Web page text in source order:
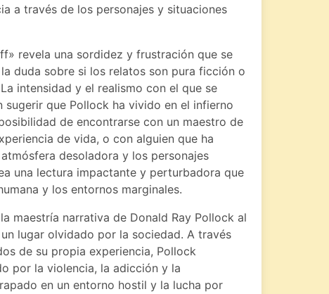
a través de los personajes y situaciones
revela una sordidez y frustración que se
duda sobre si los relatos son pura ficción o
intensidad y el realismo con el que se
que Pollock ha vivido en el infierno
de encontrarse con un maestro de
de vida, o con alguien que ha
desoladora y los personajes
una lectura impactante y perturbadora que
y los entornos marginales.
maestría narrativa de Donald Ray Pollock al
lugar olvidado por la sociedad. A través
de su propia experiencia, Pollock
por la violencia, la adicción y la
en un entorno hostil y la lucha por